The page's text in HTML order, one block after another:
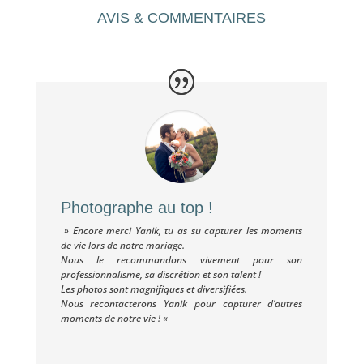
AVIS & COMMENTAIRES
Photographe au top !
» Encore merci Yanik, tu as su capturer les moments
de vie lors de notre mariage.
Nous le recommandons vivement pour son
professionnalisme, sa discrétion et son talent !
Les photos sont magnifiques et diversifiées.
Nous recontacterons Yanik pour capturer d’autres
moments de notre vie !«